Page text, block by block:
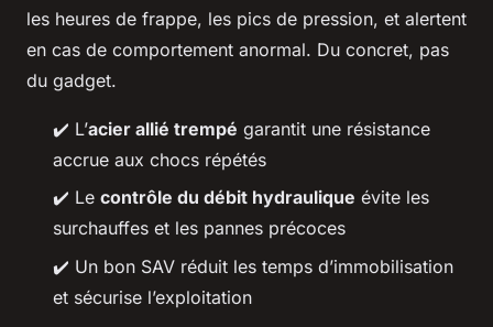
les heures de frappe, les pics de pression, et alertent
en cas de comportement anormal. Du concret, pas
du gadget.
✔️ L’acier allié trempé garantit une résistance
accrue aux chocs répétés
✔️ Le contrôle du débit hydraulique évite les
surchauffes et les pannes précoces
✔️ Un bon SAV réduit les temps d’immobilisation
et sécurise l’exploitation